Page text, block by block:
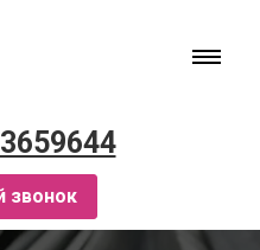
звонок